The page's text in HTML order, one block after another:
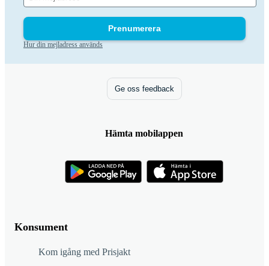
Prenumerera
Hur din mejladress används
Konsument
Kom igång med Prisjakt
Ge oss feedback
Hämta mobilappen